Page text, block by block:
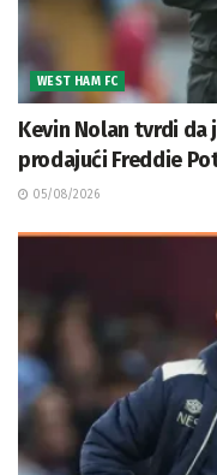
WEST HAM FC
Kevin Nolan tvrdi da
prodajući Freddie
05/08/2026